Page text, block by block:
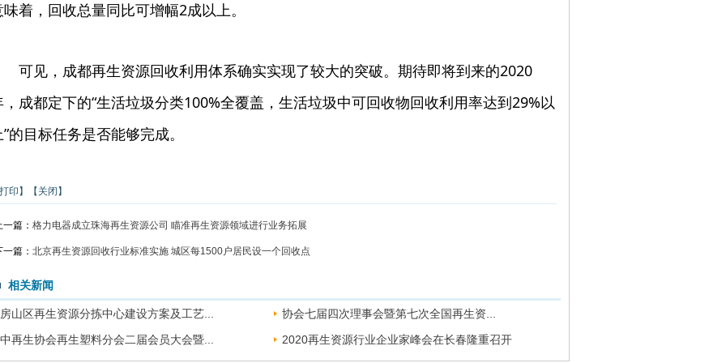
味着，回收总量同比可增幅2成以上。
可见，成都再生资源回收利用体系确实实现了较大的突破。期待即将到来的2020
，成都定下的“生活垃圾分类100%全覆盖，生活垃圾中可回收物回收利用率达到29%以
的目标任务是否能够完成。
印】 【关闭】
一篇： 格力电器成立珠海再生资源公司 瞄准再生资源领域进行业务拓展
一篇： 北京再生资源回收行业标准实施 城区每1500户居民设一个回收点
相关新闻
房山区再生资源分拣中心建设方案及工艺...
协会七届四次理事会暨第七次全国再生资...
中再生协会再生塑料分会二届会员大会暨...
2020再生资源行业企业家峰会在长春隆重召开